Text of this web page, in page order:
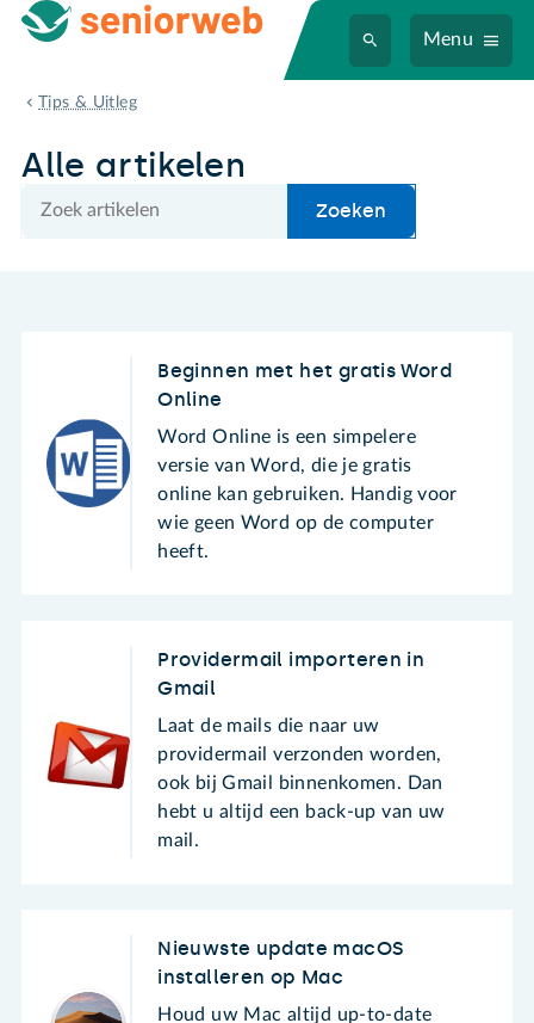
Menu
Tips & Uitleg
Alle artikelen
Alle artikelen
Zoek
Zoeken
Beginnen met het gratis Word
Online
Word Online is een simpelere
versie van Word, die je gratis
online kan gebruiken. Handig voor
wie geen Word op de computer
heeft.
Providermail importeren in
Gmail
Laat de mails die naar uw
providermail verzonden worden,
ook bij Gmail binnenkomen. Dan
hebt u altijd een back-up van uw
mail.
Nieuwste update macOS
installeren op Mac
Houd uw Mac altijd up-to-date